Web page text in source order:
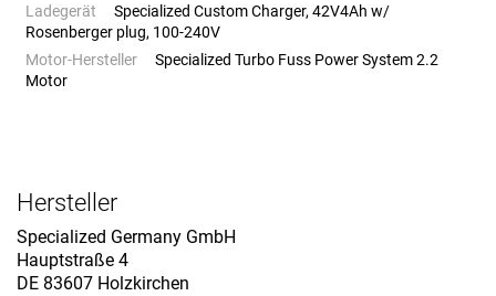
Ladegerät
Specialized Custom Charger, 42V4Ah w/
Rosenberger plug, 100-240V
Motor-Hersteller
Specialized Turbo Fuss Power System 2.2
Motor
Hersteller
Specialized Germany GmbH
Hauptstraße 4
DE 83607 Holzkirchen